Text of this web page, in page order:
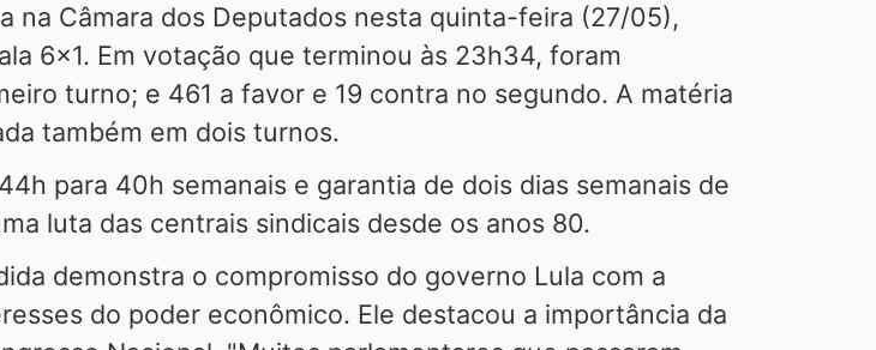
na Câmara dos Deputados nesta quinta-feira (27/05),
6x1. Em votação que terminou às 23h34, foram
turno; e 461 a favor e 19 contra no segundo. A matéria
também em dois turnos.
para 40h semanais e garantia de dois dias semanais de
luta das centrais sindicais desde os anos 80.
demonstra o compromisso do governo Lula com a
do poder econômico. Ele destacou a importância da